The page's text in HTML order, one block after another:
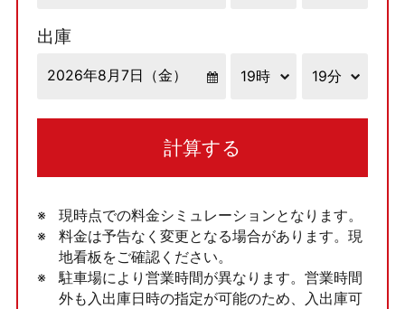
出庫
計算する
現時点での料金シミュレーションとなります。
料金は予告なく変更となる場合があります。現
地看板をご確認ください。
駐車場により営業時間が異なります。営業時間
外も入出庫日時の指定が可能のため、入出庫可